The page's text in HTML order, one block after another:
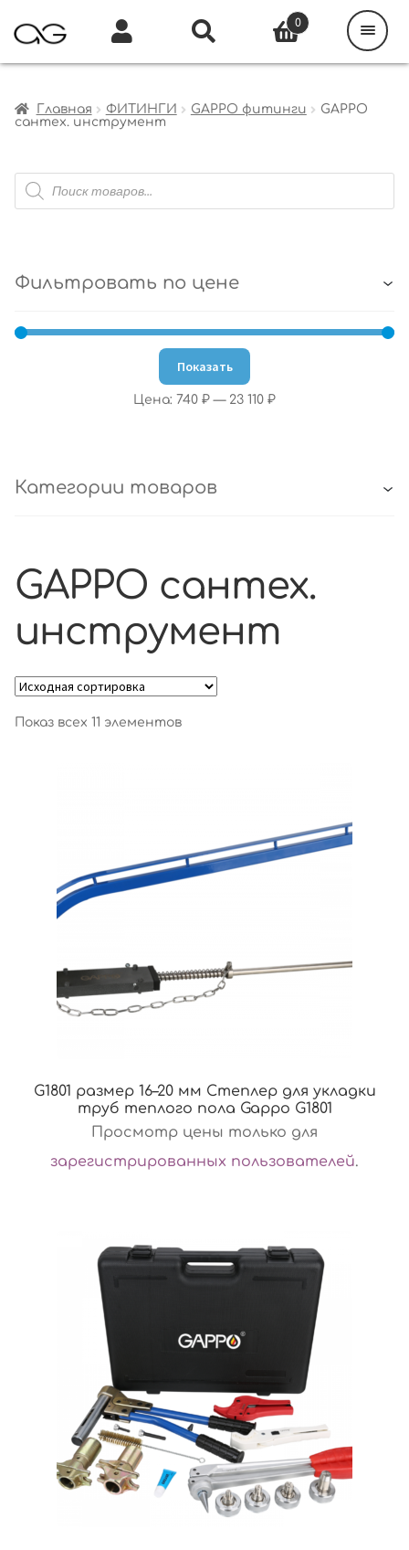
Главная ФИТИНГИ GAPPO фитинги
GAPPO
сантех. инструмент
Поиск
товаров
Фильтровать по цене
Показать
Цена: 740 ₽ — 23 110 ₽
Категории товаров
GAPPO сантех.
инструмент
Показ всех 11 элементов
G1801 размер 16–20 мм Степлер для укладки
труб теплого пола Gappo G1801
Просмотр цены только для
зарегистрированных пользователей.
0